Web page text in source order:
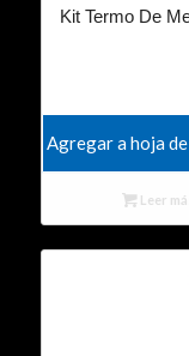
Kit Termo De
Agregar a hoja
Leer